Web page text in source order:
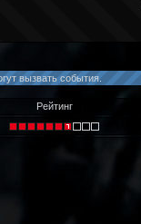
вызвать события.
Рейтинг